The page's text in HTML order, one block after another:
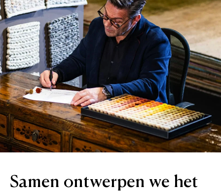
Samen ontwerpen we het